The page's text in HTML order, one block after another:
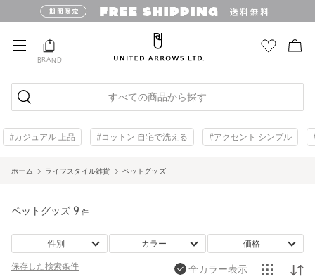
BRAND
すべての商品から探す
#カジュアル 上品 #コットン 自宅で洗える #アクセント シンプル
ホーム ライフスタイル雑貨 ペットグッズ
ペットグッズ 9 件
性別 カラー 価格
保存した検索条件 全カラー表示